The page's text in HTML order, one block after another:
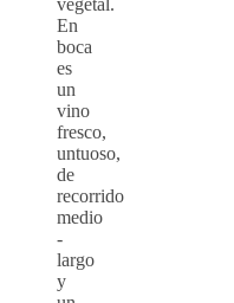
vegetal.
En
boca
es
un
vino
fresco,
untuoso,
de
recorrido
medio
-
largo
y